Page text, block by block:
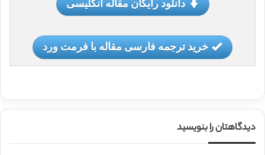
دانلود رایگان مقاله انگلیسی
خرید ترجمه فارسی مقاله با فرمت ورد
دیدگاهتان را بنویسید